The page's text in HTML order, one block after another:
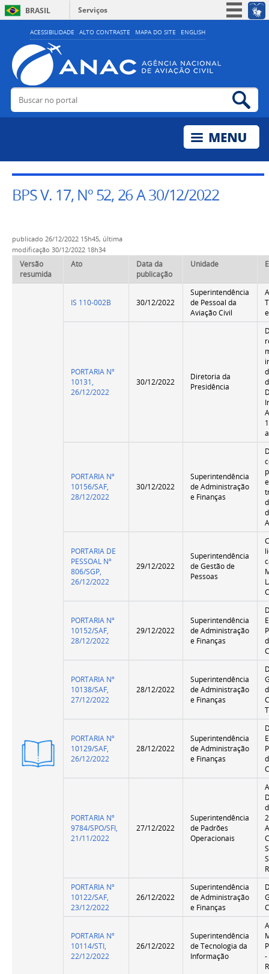
ACESSIBILIDADE ALTO CONTRASTE MAPA DO SITE ENGLISH
BRASIL
Serviços
Simplifique!
Acesso à informação
Legislação
Buscar no portal
BPS V. 17, Nº 52, 26 A 30/12/2022
publicado 26/12/2022 15h45, última
modificação 30/12/2022 18h34
Versão
resumida
Ato
Data da
publicação
Unidade
Versão
Resumida
IS 110-002B 30/12/2022
Superintendência
de Pessoal da
Aviação Civil
PORTARIA Nº
10131,
26/12/2022
30/12/2022
Diretoria da
Presidência
PORTARIA Nº
10156/SAF,
28/12/2022
30/12/2022
Superintendência
de Administração
e Finanças
PORTARIA DE
PESSOAL Nº
806/SGP,
26/12/2022
29/12/2022
Superintendência
de Gestão de
Pessoas
PORTARIA Nº
10152/SAF,
28/12/2022
29/12/2022
Superintendência
de Administração
e Finanças
PORTARIA Nº
10138/SAF,
27/12/2022
28/12/2022
Superintendência
de Administração
e Finanças
PORTARIA Nº
10129/SAF,
26/12/2022
28/12/2022
Superintendência
de Administração
e Finanças
PORTARIA Nº
9784/SPO/SFI,
21/11/2022
27/12/2022
Superintendência
de Padrões
Operacionais
PORTARIA Nº
10122/SAF,
23/12/2022
26/12/2022
Superintendência
de Administração
e Finanças
PORTARIA Nº
10114/STI,
22/12/2022
26/12/2022
Superintendência
de Tecnologia da
Informação
-